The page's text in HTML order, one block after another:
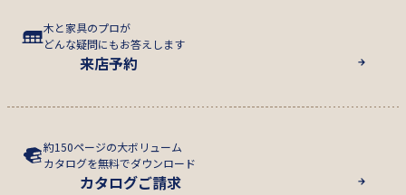
木と家具のプロが
どんな疑問にもお答えします
来店予約
約150ページの大ボリューム
カタログを無料でダウンロード
カタログご請求